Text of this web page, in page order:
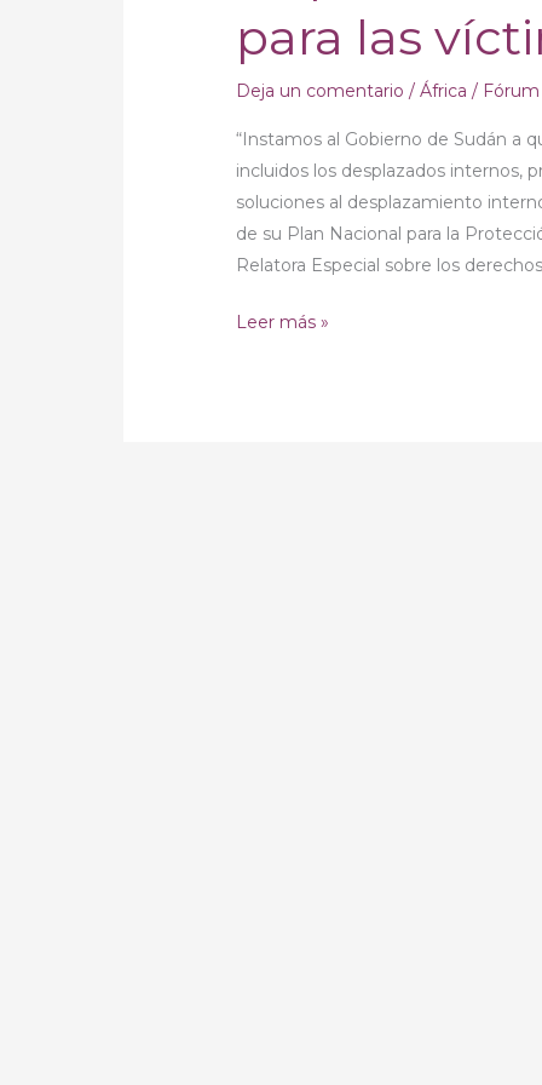
para las
Deja un comentario /África /
“Instamos al Gobierno de Sudán a
incluidos los desplazados internos,
soluciones al desplazamiento
de su Plan Nacional para la
Relatora Especial sobre los
Leer más »